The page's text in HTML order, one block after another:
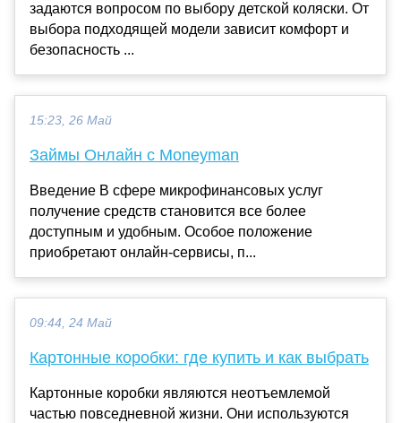
задаются вопросом по выбору детской коляски. От
выбора подходящей модели зависит комфорт и
безопасность ...
15:23, 26 Май
Займы Онлайн с Moneyman
Введение В сфере микрофинансовых услуг
получение средств становится все более
доступным и удобным. Особое положение
приобретают онлайн-сервисы, п...
09:44, 24 Май
Картонные коробки: где купить и как выбрать
Картонные коробки являются неотъемлемой
частью повседневной жизни. Они используются